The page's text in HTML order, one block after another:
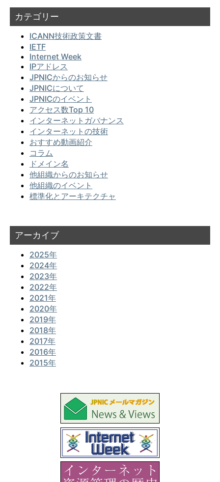
カテゴリー
ICANN技術政策文書
IETF
Internet Week
IPアドレス
JPNICからのお知らせ
JPNICについて
JPNICのイベント
アクセス数Top 10
インターネットガバナンス
インターネットの技術
おすすめ動画紹介
コラム
ドメイン名
他組織からのお知らせ
他組織のイベント
標準化とアーキテクチャ
アーカイブ
2025年
2024年
2023年
2022年
2021年
2020年
2019年
2018年
2017年
2016年
2015年